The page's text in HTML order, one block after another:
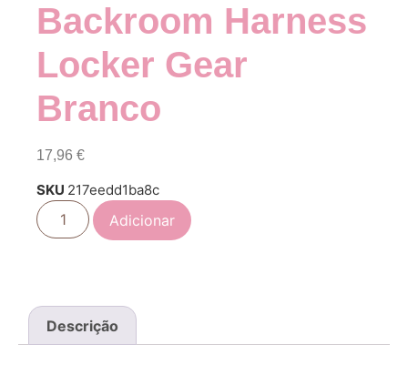
Backroom Harness
Locker Gear
Branco
17,96 €
SKU 217eedd1ba8c
Adicionar
Descrição